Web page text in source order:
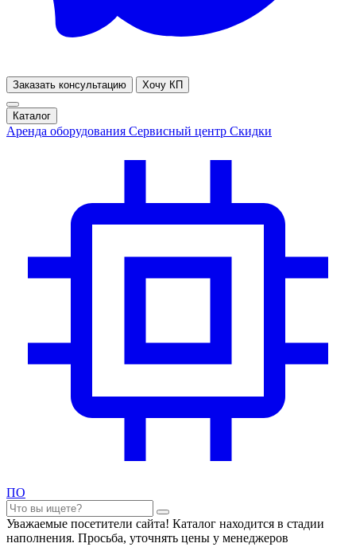
Заказать консультацию Хочу КП
Каталог
Аренда оборудования Сервисный центр Скидки
ПО
Уважаемые посетители сайта! Каталог находится в стадии
наполнения. Просьба, уточнять цены у менеджеров